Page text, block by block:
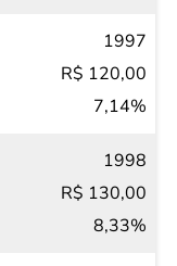
1997
R$ 120,00
7,14%
1998
R$ 130,00
8,33%